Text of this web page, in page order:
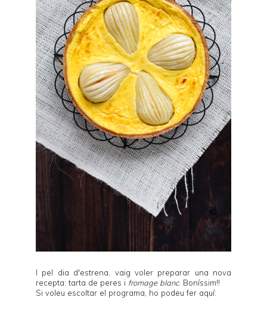
I pel dia d'estrena, vaig voler preparar una nova
recepta: tarta de peres i fromage blanc. Boníssim!!
Si voleu escoltar el programa, ho podeu fer aquí: